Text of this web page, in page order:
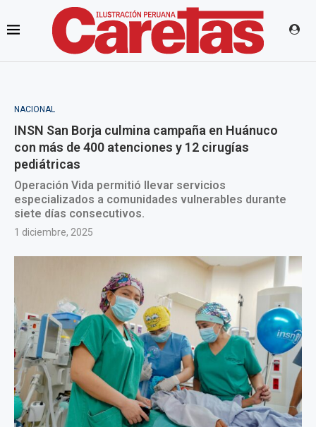
NACIONAL
INSN San Borja culmina campaña en Huánuco
con más de 400 atenciones y 12 cirugías
pediátricas
Operación Vida permitió llevar servicios
especializados a comunidades vulnerables durante
siete días consecutivos.
1 diciembre, 2025